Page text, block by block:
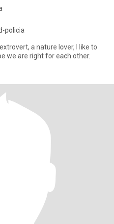
policia
a nature lover, I like to
we are right for each other.